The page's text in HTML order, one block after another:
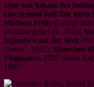
Und was bekam des
Последний бой/ Die letzte
Mothers Pride (George
(Antikriegslied ca. 1915),
Irgendwo auf der Welt
Traum", 1932), Hänschen
Flagmaker, 1775 (Jason
1995)